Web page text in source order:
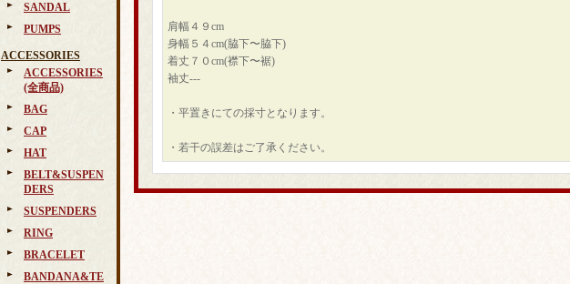
SANDAL
PUMPS
ACCESSORIES
ACCESSORIES
(全商品)
BAG
CAP
HAT
BELT&SUSPEN
DERS
SUSPENDERS
RING
BRACELET
BANDANA&TE
肩幅４９cm
身幅５４cm(脇下〜脇下)
着丈７０cm(襟下〜裾)
袖丈---
・平置きにての採寸となります。
・若干の誤差はご了承ください。